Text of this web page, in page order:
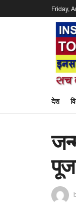
Friday,
देश